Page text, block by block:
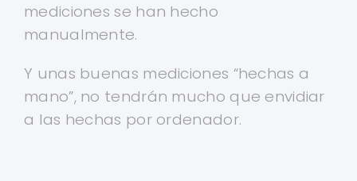
mediciones se han hecho
manualmente.
Y unas buenas mediciones “hechas a
mano”, no tendrán mucho que envidiar
a las hechas por ordenador.